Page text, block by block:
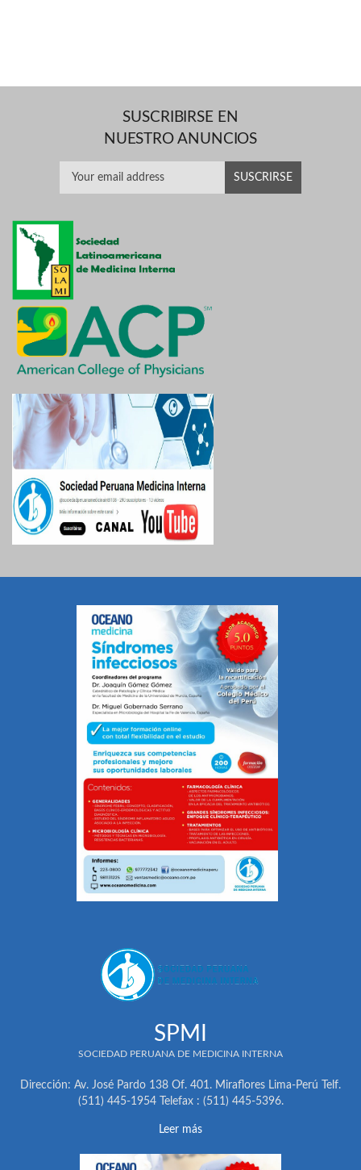
SUSCRIBIRSE EN
NUESTRO ANUNCIOS
SPMI
SOCIEDAD PERUANA DE MEDICINA INTERNA
Dirección: Av. José Pardo 138 Of. 401. Miraflores Lima-Perú Telf.
(511) 445-1954 Telefax : (511) 445-5396.
Leer más